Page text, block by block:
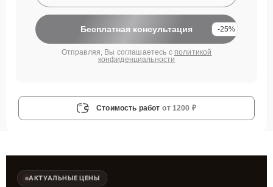
Бесплатная консультация -25%
Отправляя, Вы соглашаетесь с политикой
конфиденциальности
Стоимость работ от 1200 ₽
АКТУАЛЬНЫЕ ЦЕНЫ